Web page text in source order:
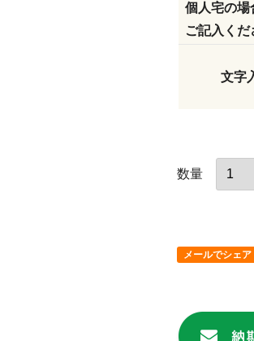
個人宅の場
ご記入くだ
文字
メールでシェア